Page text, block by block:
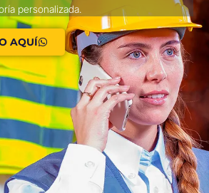
personalizada.
AQUÍ